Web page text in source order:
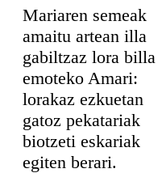
Mariaren semeak
amaitu artean illa
gabiltzaz lora billa
emoteko Amari:
lorakaz ezkuetan
gatoz pekatariak
biotzeti eskariak
egiten berari.